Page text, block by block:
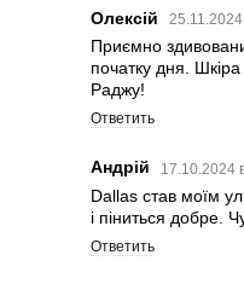
Олексій
Приємно
початку дня.
Раджу!
Ответить
Андрій 17.10.2024
Dallas став моїм
і піниться добре.
Ответить